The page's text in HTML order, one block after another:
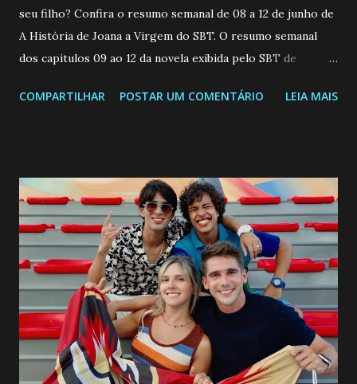
seu filho? Confira o resumo semanal de 08 a 12 de junho de
A História de Joana a Virgem do SBT. O resumo semanal
dos capitulos 09 ao 12 da novela exibida pelo SBT de
a Programação Semanal do SBT de 08/06/26 a 14/06/26
confessa a Gabriel que ele demonstrou ser o tipo de
pessoa que ela tanto desejou durante toda a vida. Camila
entra no quarto de Gabriel e imagina como seria o
encontro deles, quando conseguir seduzi-lo. Manuel avisa a
Paula sobre a suposta infidelidade de Gabriel com Joana.
Rogerio consegue se livrar de todas as suspeitas pelo
desaparecimento de Francisco, apontando que ele poderia
ter sido vítima da fúria de Gabriel. Artur informa a Gabriel
que a clínica inseminou por engano outra paciente, que está
COMPARTILHAR POSTAR UM COMENTÁRIO LEIA MAIS